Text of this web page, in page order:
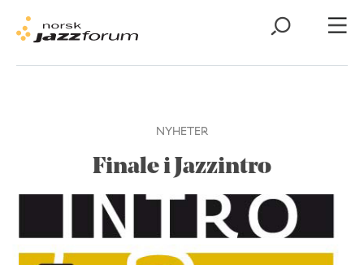
NYHETER
Finale i Jazzintro